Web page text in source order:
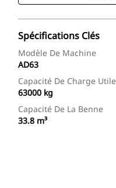
Spécifications Clés
Modèle De Machine
AD63
Capacité De Charge Utile
63000 kg
Capacité De La Benne
33.8 m³